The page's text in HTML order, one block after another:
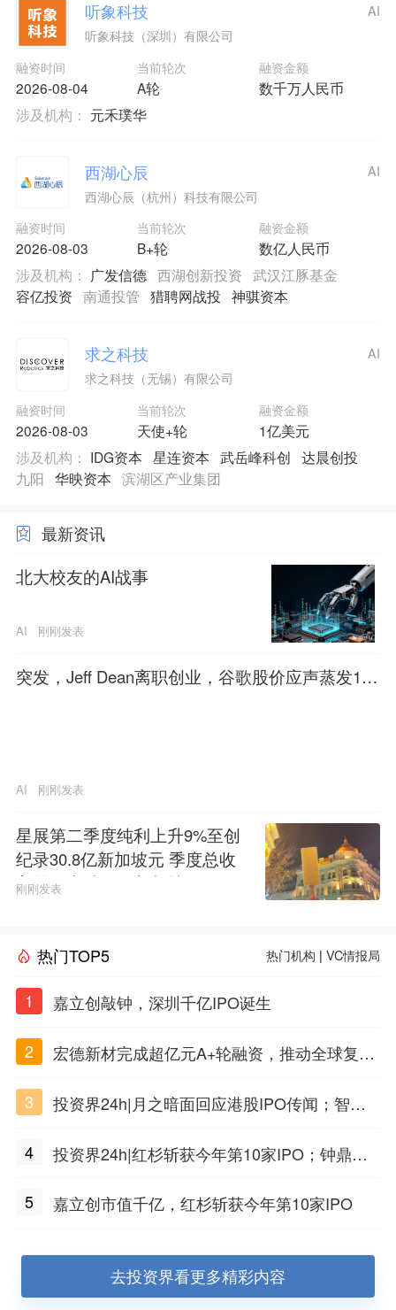
听象科技
听象科技（深圳）有限公司
融资时间
2026-08-04
当前轮次
A轮
融资金额
数千万人民币
AI
涉及机构： 元禾璞华
西湖心辰
西湖心辰（杭州）科技有限公司
融资时间
2026-08-03
当前轮次
B+轮
融资金额
数亿人民币
AI
涉及机构： 广发信德 西湖创新投资 武汉江豚基金
容亿投资 南通投管 猎聘网战投 神骐资本
求之科技
求之科技（无锡）有限公司
融资时间
2026-08-03
当前轮次
天使+轮
融资金额
1亿美元
AI
涉及机构： IDG资本 星连资本 武岳峰科创 达晨创投
九阳 华映资本 滨湖区产业集团
最新资讯
北大校友的AI战事
AI 刚刚发表
突发，Jeff Dean离职创业，谷歌股价应声蒸发1.3
AI 刚刚发表
星展第二季度纯利上升9%至创
纪录30.8亿新加坡元 季度总收
入首次突破60亿新加坡元
刚刚发表
热门TOP5 热门机构 |VC情报局
1 嘉立创敲钟，深圳千亿IPO诞生
2
宏德新材完成超亿元A+轮融资，推动全球复合
3
投资界24h|月之暗面回应港股IPO传闻；智元
4
投资界24h|红杉斩获今年第10家IPO；钟鼎投
水
5 嘉立创市值千亿，红杉斩获今年第10家IPO
去投资界看更多精彩内容